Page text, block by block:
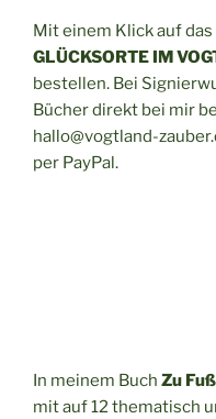
Mit einem Klick auf
GLÜCKSORTE IM
bestellen. Bei
Bücher direkt bei mir
hallo@vogtland-
per PayPal.
In meinem Buch Zu
mit auf 12 thematisch